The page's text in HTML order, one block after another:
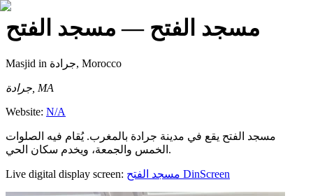
مسجد الفتح — مسجد الفتح
Masjid in جرادة, Morocco
جرادة, MA
Website: N/A
مسجد الفتح يقع في مدينة جرادة بالمغرب. يُقام فيه الصلوات
الخمس والجمعة، ويخدم سكان الحي.
Live digital display screen: مسجد الفتح DinScreen